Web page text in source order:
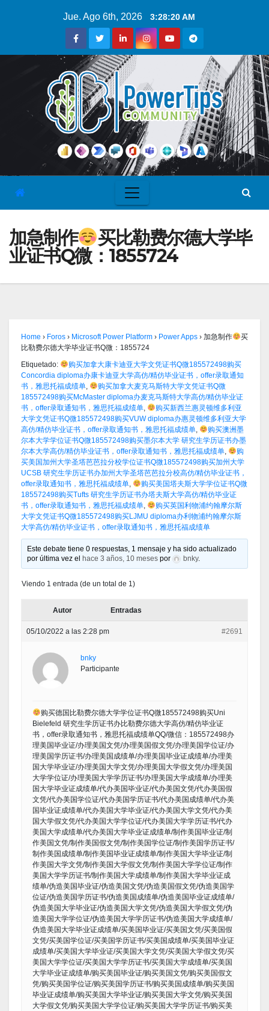
Jue. Ago 6th, 2026 3:28:21 AM
加急制作
买比勒费尔德大学毕
业证书Q微：1855724
Home › Foros › Microsoft Power Platform › Power Apps › 加急制作
买
比勒费尔德大学毕业证书Q微：1855724
Etiquetado:
购买加拿大康卡迪亚大学文凭证书Q微185572498购买
Concordia diploma办康卡迪亚大学高仿/精仿毕业证书，offer录取通知
书，雅思托福成绩单,
购买加拿大麦克马斯特大学文凭证书Q微
185572498购买McMaster diploma办麦克马斯特大学高仿/精仿毕业证
书，offer录取通知书，雅思托福成绩单,
购买新西兰惠灵顿维多利亚
大学文凭证书Q微185572498购买VUW diploma办惠灵顿维多利亚大学
高仿/精仿毕业证书，offer录取通知书，雅思托福成绩单,
购买澳洲墨
尔本大学学位证书Q微185572498购买墨尔本大学 研究生学历证书办墨
尔本大学高仿/精仿毕业证书，offer录取通知书，雅思托福成绩单,
购
买美国加州大学圣塔芭芭拉分校学位证书Q微185572498购买加州大学
UCSB 研究生学历证书办加州大学圣塔芭芭拉分校高仿/精仿毕业证书，
offer录取通知书，雅思托福成绩单,
购买美国塔夫斯大学学位证书Q微
185572498购买Tufts 研究生学历证书办塔夫斯大学高仿/精仿毕业证
书，offer录取通知书，雅思托福成绩单,
购买英国利物浦约翰摩尔斯
大学文凭证书Q微185572498购买LJMU diploma办利物浦约翰摩尔斯
大学高仿/精仿毕业证书，offer录取通知书，雅思托福成绩单
Este debate tiene 0 respuestas, 1 mensaje y ha sido actualizado
por última vez el
hace 3 años, 10 meses por bnky.
Viendo 1 entrada (de un total de 1)
Autor Entradas
05/10/2022 a las 2:28 pm #2691
bnky
Participante
购买德国比勒费尔德大学学位证书Q微185572498购买Uni
Bielefeld 研究生学历证书办比勒费尔德大学高仿/精仿毕业证
书，offer录取通知书，雅思托福成绩单QQ/微信：185572498办
理美国毕业证/办理美国文凭/办理美国假文凭/办理美国学位证/办
理美国学历证书/办理美国成绩单/办理美国毕业证成绩单/办理美
国大学毕业证/办理美国大学文凭/办理美国大学假文凭/办理美国
大学学位证/办理美国大学学历证书/办理美国大学成绩单/办理美
国大学毕业证成绩单/代办美国毕业证/代办美国文凭/代办美国假
文凭/代办美国学位证/代办美国学历证书/代办美国成绩单/代办美
国毕业证成绩单/代办美国大学毕业证/代办美国大学文凭/代办美
国大学假文凭/代办美国大学学位证/代办美国大学学历证书/代办
美国大学成绩单/代办美国大学毕业证成绩单/制作美国毕业证/制
作美国文凭/制作美国假文凭/制作美国学位证/制作美国学历证书/
制作美国成绩单/制作美国毕业证成绩单/制作美国大学毕业证/制
作美国大学文凭/制作美国大学假文凭/制作美国大学学位证/制作
美国大学学历证书/制作美国大学成绩单/制作美国大学毕业证成
绩单/伪造美国毕业证/伪造美国文凭/伪造美国假文凭/伪造美国学
位证/伪造美国学历证书/伪造美国成绩单/伪造美国毕业证成绩单/
伪造美国大学毕业证/伪造美国大学文凭/伪造美国大学假文凭/伪
造美国大学学位证/伪造美国大学学历证书/伪造美国大学成绩单/
伪造美国大学毕业证成绩单/买美国毕业证/买美国文凭/买美国假
文凭/买美国学位证/买美国学历证书/买美国成绩单/买美国毕业证
成绩单/买美国大学毕业证/买美国大学文凭/买美国大学假文凭/买
美国大学学位证/买美国大学学历证书/买美国大学成绩单/买美国
大学毕业证成绩单/购买美国毕业证/购买美国文凭/购买美国假文
凭/购买美国学位证/购买美国学历证书/购买美国成绩单/购买美国
毕业证成绩单/购买美国大学毕业证/购买美国大学文凭/购买美国
大学假文凭/购买美国大学学位证/购买美国大学学历证书/购买美